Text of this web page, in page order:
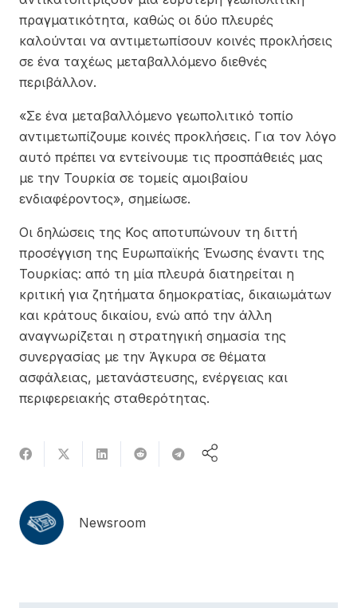
πραγματικότητα, καθώς οι δύο πλευρές
καλούνται να αντιμετωπίσουν κοινές προκλήσεις
σε ένα ταχέως μεταβαλλόμενο διεθνές
περιβάλλον.
«Σε ένα μεταβαλλόμενο γεωπολιτικό τοπίο
αντιμετωπίζουμε κοινές προκλήσεις. Για τον λόγο
αυτό πρέπει να εντείνουμε τις προσπάθειές μας
με την Τουρκία σε τομείς αμοιβαίου
ενδιαφέροντος», σημείωσε.
Οι δηλώσεις της Κος αποτυπώνουν τη διττή
προσέγγιση της Ευρωπαϊκής Ένωσης έναντι της
Τουρκίας: από τη μία πλευρά διατηρείται η
κριτική για ζητήματα δημοκρατίας, δικαιωμάτων
και κράτους δικαίου, ενώ από την άλλη
αναγνωρίζεται η στρατηγική σημασία της
συνεργασίας με την Άγκυρα σε θέματα
ασφάλειας, μετανάστευσης, ενέργειας και
περιφερειακής σταθερότητας.
Newsroom